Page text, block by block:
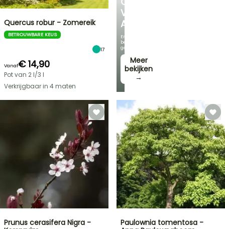
VOORDELIGE
ASSORTIMENT
En
bespaar
geld!
Meer
bekijken
→
Quercus robur - Zomereik
BETROUWBARE KEUS
17
Vanaf€ 14,90
Pot van 2 l/3 l
Verkrijgbaar in 4 maten
Prunus cerasifera Nigra -
Paulownia tomentosa -